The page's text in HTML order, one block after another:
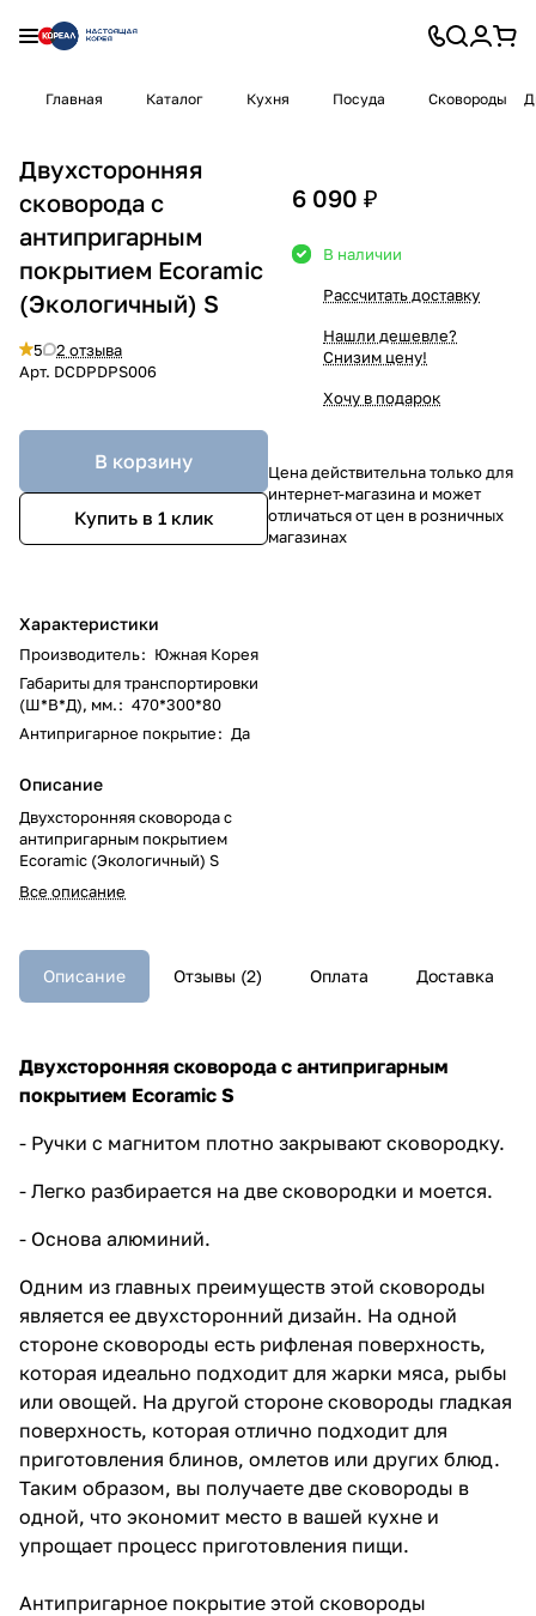
Главная Каталог Кухня Посуда Сковороды
Двухсторонняя
сковорода с
антипригарным
покрытием Ecoramic
(Экологичный) S
5
2 отзыва
Арт. DCDPDPS006
В корзину
Купить в 1 клик
Характеристики
Производитель: Южная Корея
Габариты для транспортировки
(Ш*В*Д), мм.: 470*300*80
Антипригарное покрытие: Да
Описание
Двухсторонняя сковорода с
антипригарным покрытием
Ecoramic (Экологичный) S
Все описание
6 090 ₽
В наличии
Рассчитать доставку
Нашли дешевле?
Снизим цену!
Хочу в подарок
Цена действительна только для
интернет-магазина и может
отличаться от цен в розничных
магазинах
Описание Отзывы (2) Оплата Доставка
Двухсторонняя сковорода с антипригарным
покрытием Ecoramic S
- Ручки с магнитом плотно закрывают сковородку.
- Легко разбирается на две сковородки и моется.
- Основа алюминий.
Одним из главных преимуществ этой сковороды
является ее двухсторонний дизайн. На одной
стороне сковороды есть рифленая поверхность,
которая идеально подходит для жарки мяса, рыбы
или овощей. На другой стороне сковороды гладкая
поверхность, которая отлично подходит для
приготовления блинов, омлетов или других блюд.
Таким образом, вы получаете две сковороды в
одной, что экономит место в вашей кухне и
упрощает процесс приготовления пищи.
Антипригарное покрытие этой сковороды